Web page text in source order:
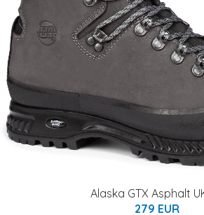
Alaska GTX Asphalt
279 EUR